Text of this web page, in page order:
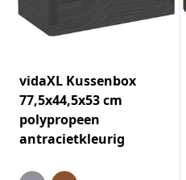
vidaXL Kussenbox
77,5x44,5x53 cm
polypropeen
antracietkleurig